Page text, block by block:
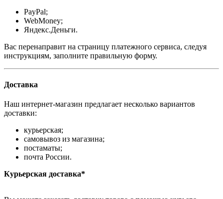
PayPal;
WebMoney;
Яндекс.Деньги.
Вас перенаправит на страницу платежного сервиса, следуя
инструкциям, заполните правильную форму.
Доставка
Наш интернет-магазин предлагает несколько вариантов
доставки:
курьерская;
самовывоз из магазина;
постаматы;
почта России.
Курьерская доставка*